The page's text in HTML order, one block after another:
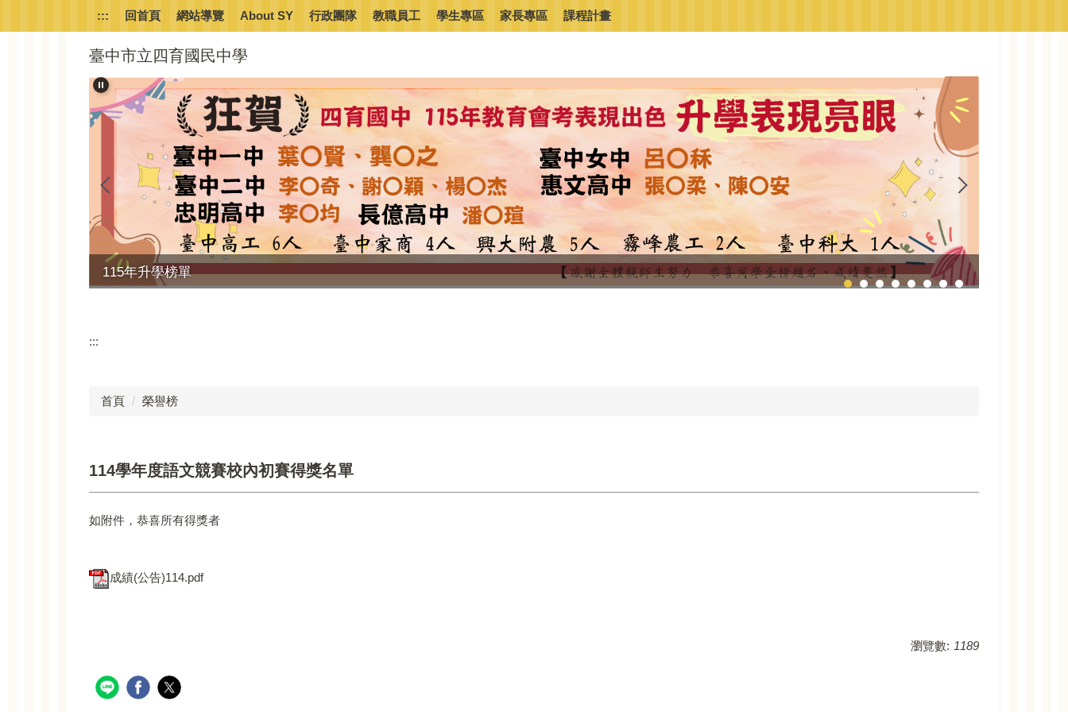
到
臺中市立四育國民中學
::: 回首頁 網站導覽 About SY 行政團隊 教職員工 學生專區 家長專區 課程計畫
115年升學榜單
:::
首頁 榮譽榜
114學年度語文競賽校內初賽得獎名單
如附件，恭喜所有得獎者
成績(公告)114.pdf
瀏覽數: 1189